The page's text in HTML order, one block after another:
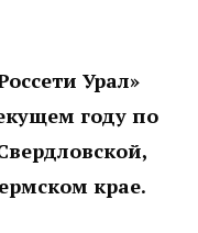
Урал»
году по
крае.